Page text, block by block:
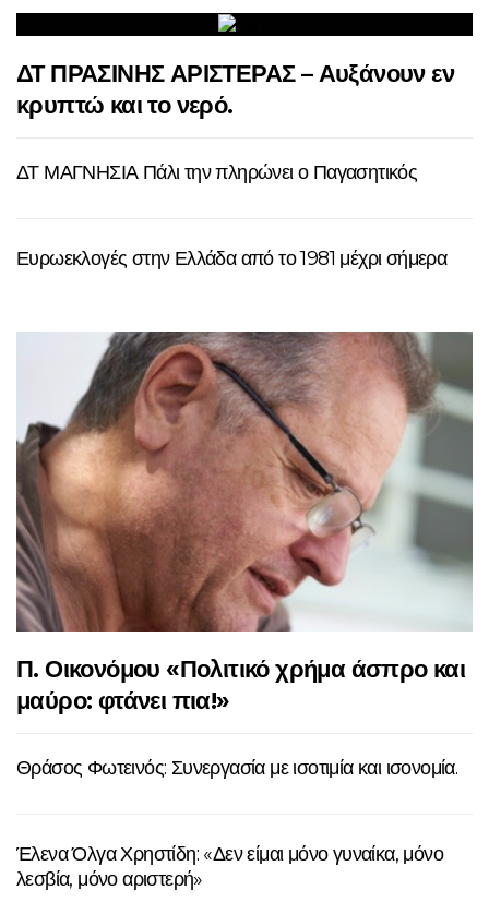
ΔΤ ΠΡΑΣΙΝΗΣ ΑΡΙΣΤΕΡΑΣ – Αυξάνουν εν
κρυπτώ και το νερό.
ΔΤ ΜΑΓΝΗΣΙΑ Πάλι την πληρώνει ο Παγασητικός
Ευρωεκλογές στην Ελλάδα από το 1981 μέχρι σήμερα
Π. Οικονόμου «Πολιτικό χρήμα άσπρο και
μαύρο: φτάνει πια!»
Θράσος Φωτεινός: Συνεργασία με ισοτιμία και ισονομία.
Έλενα Όλγα Χρηστίδη: «Δεν είμαι μόνο γυναίκα, μόνο
λεσβία, μόνο αριστερή»